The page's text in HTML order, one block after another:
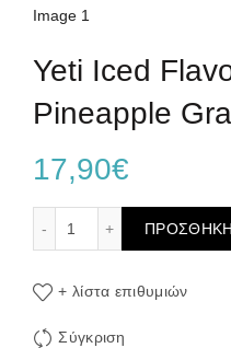
Yeti Iced
Pineapple
17,90€
+ λίστα επιθυμιών
Σύγκριση